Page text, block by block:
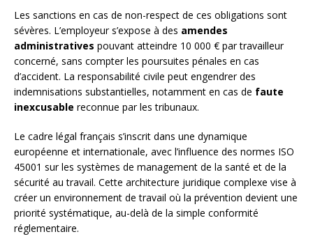
Les sanctions en cas de non-respect de ces obligations sont
sévères. L’employeur s’expose à des amendes
administratives pouvant atteindre 10 000 € par travailleur
concerné, sans compter les poursuites pénales en cas
d’accident. La responsabilité civile peut engendrer des
indemnisations substantielles, notamment en cas de faute
inexcusable reconnue par les tribunaux.
Le cadre légal français s’inscrit dans une dynamique
européenne et internationale, avec l’influence des normes ISO
45001 sur les systèmes de management de la santé et de la
sécurité au travail. Cette architecture juridique complexe vise à
créer un environnement de travail où la prévention devient une
priorité systématique, au-delà de la simple conformité
réglementaire.